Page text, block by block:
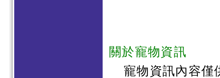
關於寵物資訊
寵物資訊內容僅